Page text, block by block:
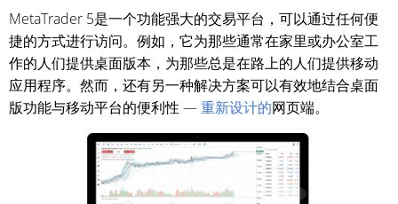
MetaTrader 5是一个功能强大的交易平台，可以通过任何便
捷的方式进行访问。例如，它为那些通常在家里或办公室工
作的人们提供桌面版本，为那些总是在路上的人们提供移动
应用程序。然而，还有另一种解决方案可以有效地结合桌面
版功能与移动平台的便利性 —重新设计的网页端。